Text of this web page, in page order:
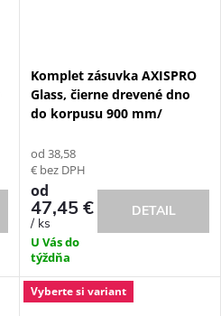
Komplet zásuvka AXISPRO
Glass, čierne drevené dno
do korpusu 900 mm/
od 38,58
€ bez DPH
od
47,45 €
/ ks
U Vás do
týždňa
DETAIL
Vyberte si variant